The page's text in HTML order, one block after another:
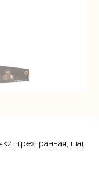
трехгранная, шаг